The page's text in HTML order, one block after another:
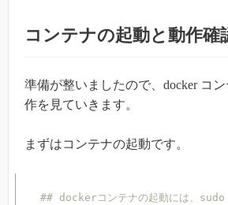
コンテナの起動と動作確
準備が整いましたので、docker コ
作を見ていきます。
まずはコンテナの起動です。
## dockerコンテナの起動には、sudo